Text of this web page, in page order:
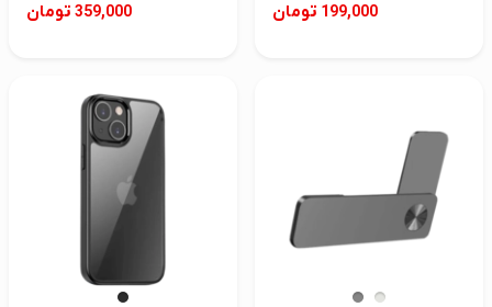
199,000 تومان 359,000 تومان